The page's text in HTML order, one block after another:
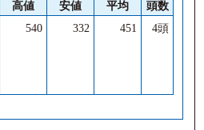
高値 安値 平均
頭数
540 332 451 4頭